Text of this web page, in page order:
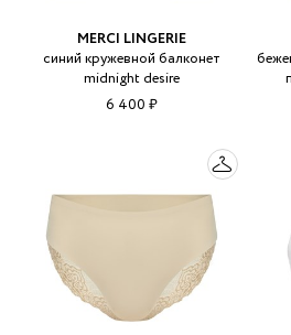
MERCI LINGERIE
синий кружевной балконет
midnight desire
6 400 ₽